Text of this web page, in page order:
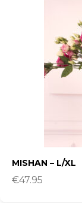
MISHAN – L/XL
€47.95